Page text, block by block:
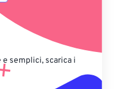
semplici, scarica i